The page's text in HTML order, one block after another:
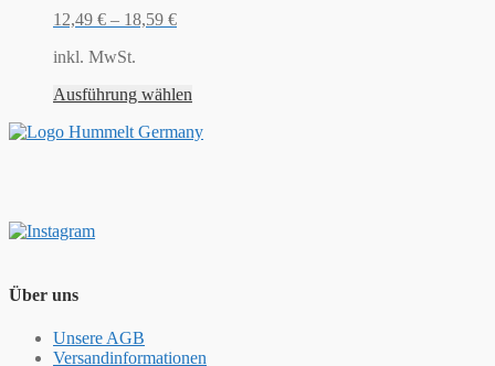
12,49 € – 18,59 €
inkl. MwSt.
Ausführung wählen
Über uns
Unsere AGB
Versandinformationen